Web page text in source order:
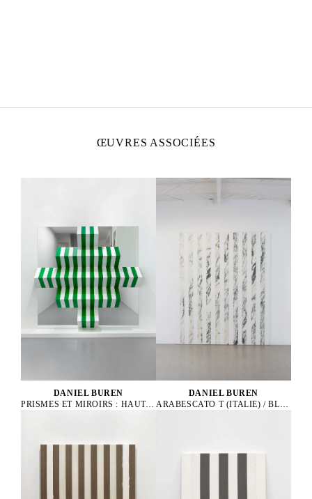
ŒUVRES ASSOCIÉES
DANIEL BUREN
PRISMES ET MIROIRS : HAUT-RELIEF - DBPF 32, 2021
DANIEL BUREN